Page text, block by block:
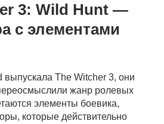
3: Wild Hunt —
с элементами
выпускала The Witcher 3, они
жанр ролевых
элементы боевика,
которые действительно